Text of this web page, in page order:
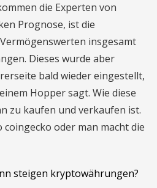
die Experten von
Prognose, ist die
insgesamt
Dieses wurde aber
bald wieder eingestellt,
Hopper sagt. Wie diese
zu kaufen und verkaufen ist.
oder man macht die
steigen kryptowährungen?